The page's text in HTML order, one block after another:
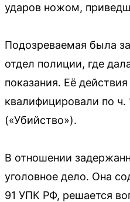
ударов ножом,
Подозреваемая была
отдел полиции, где
показания. Её
квалифицировали по ч.
(«Убийство»).
В отношении
уголовное дело. Она
91 УПК РФ, решается